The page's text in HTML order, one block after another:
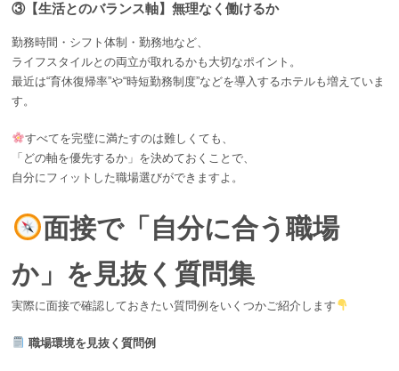
③【生活とのバランス軸】無理なく働けるか
勤務時間・シフト体制・勤務地など、
ライフスタイルとの両立が取れるかも大切なポイント。
最近は“育休復帰率”や“時短勤務制度”などを導入するホテルも増えていま
す。
すべてを完璧に満たすのは難しくても、
「どの軸を優先するか」を決めておくことで、
自分にフィットした職場選びができますよ。
面接で「自分に合う職場
か」を見抜く質問集
実際に面接で確認しておきたい質問例をいくつかご紹介します
職場環境を見抜く質問例